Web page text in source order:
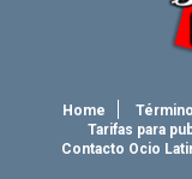
Home
Tarifas para
Contacto Ocio